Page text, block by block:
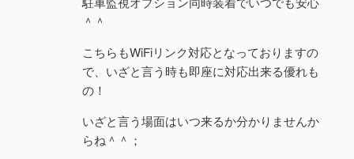
＾＾
こちらもWiFiリンク対応となっておりますの
で、いざと言う時も即座に対応出来る優れも
の！
いざと言う場面はいつ来るか分かりませんか
らね＾＾；